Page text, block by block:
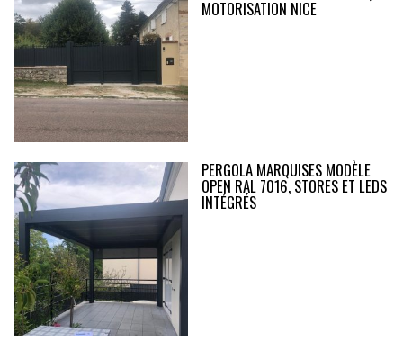
MOTORISATION NICE
PERGOLA MARQUISES MODÈLE
OPEN RAL 7016, STORES ET LEDS
INTÉGRÉS